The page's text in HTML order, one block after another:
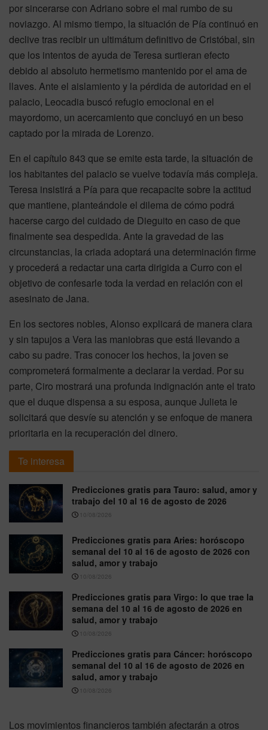
por sincerarse con Adriano sobre el mal rumbo de su
noviazgo. Al mismo tiempo, la situación de Pía continuó en
declive tras recibir un ultimátum definitivo de Cristóbal, sin
que los intentos de ayuda de Teresa surtieran efecto
debido al absoluto hermetismo mantenido por el ama de
llaves. Ante el aislamiento y la pérdida de autoridad en el
palacio, Leocadia buscó refugio emocional en el
mayordomo, un acercamiento que concluyó en un beso
captado por la mirada de Lorenzo.
En el capítulo 843 que se emite esta tarde, la situación de
los habitantes del palacio se vuelve todavía más compleja.
Teresa insistirá a Pía para que recapacite sobre la actitud
que mantiene, planteándole el dilema de cómo podrá
hacerse cargo del cuidado de Dieguito en caso de que
finalmente sea despedida. Ante la gravedad de las
circunstancias, la criada adoptará una determinación firme
y procederá a redactar una carta dirigida a Curro con el
objetivo de confesarle toda la verdad en relación con el
asesinato de Jana.
En los sectores nobles, Alonso explicará de manera clara
y sin tapujos a Vera las maniobras que está llevando a
cabo su padre. Tras conocer los hechos, la joven se
comprometerá formalmente a declarar la verdad. Por su
parte, Ciro mostrará una profunda indignación ante el trato
que el duque dispensa a su esposa, aunque Julieta le
solicitará que desvíe su atención y se enfoque de manera
prioritaria en la recuperación del dinero.
Te interesa
Predicciones gratis para Tauro: salud, amor y
trabajo del 10 al 16 de agosto de 2026
10/08/2026
Predicciones gratis para Aries: horóscopo
semanal del 10 al 16 de agosto de 2026 con
salud, amor y trabajo
10/08/2026
Predicciones gratis para Virgo: lo que trae la
semana del 10 al 16 de agosto de 2026 en
salud, amor y trabajo
10/08/2026
Predicciones gratis para Cáncer: horóscopo
semanal del 10 al 16 de agosto de 2026 en
salud, amor y trabajo
10/08/2026
Los movimientos financieros también afectarán a otros